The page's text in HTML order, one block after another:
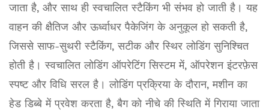
जाता है, और साथ ही स्वचालित स्टैकिंग भी संभव हो जाती है। यह
वाहन की क्षैतिज और ऊर्ध्वाधर पैकेजिंग के अनुकूल हो सकती है,
जिससे साफ-सुथरी स्टैकिंग, सटीक और स्थिर लोडिंग सुनिश्चित
होती है। स्वचालित लोडिंग ऑपरेटिंग सिस्टम में, ऑपरेशन इंटरफ़ेस
स्पष्ट और विधि सरल है। लोडिंग प्रक्रिया के दौरान, मशीन का
हेड डिब्बे में प्रवेश करता है, बैग को नीचे की स्थिति में गिराया जाता